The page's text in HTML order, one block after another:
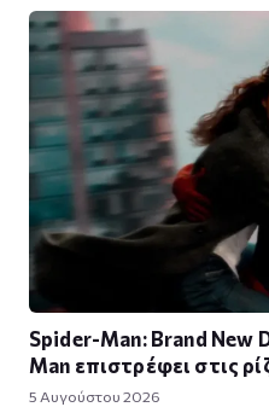
Spider-Man: Brand New
Man επιστρέφει στις
5 Αυγούστου 2026